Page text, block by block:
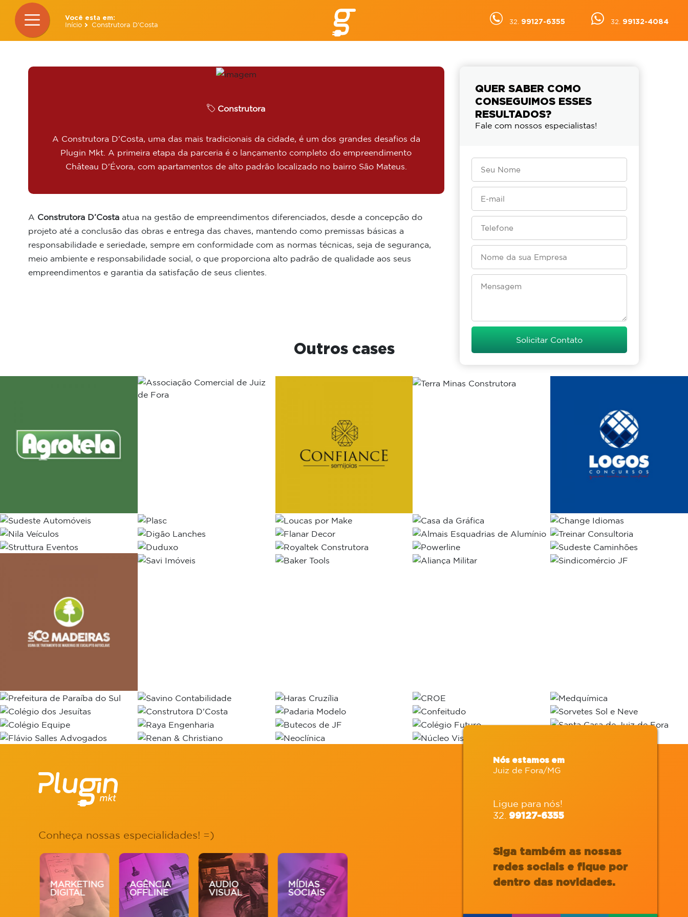
Você esta em:
Início Construtora D'Costa 32. 99127-6355 32. 99132-4084
Construtora
A Construtora D'Costa, uma das mais tradicionais da cidade, é um dos grandes desafios da
Plugin Mkt. A primeira etapa da parceria é o lançamento completo do empreendimento
Château D'Évora, com apartamentos de alto padrão localizado no bairro São Mateus.
A Construtora D’Costa atua na gestão de empreendimentos diferenciados, desde a concepção do
projeto até a conclusão das obras e entrega das chaves, mantendo como premissas básicas a
responsabilidade e seriedade, sempre em conformidade com as normas técnicas, seja de segurança,
meio ambiente e responsabilidade social, o que proporciona alto padrão de qualidade aos seus
empreendimentos e garantia da satisfação de seus clientes.
QUER SABER COMO
CONSEGUIMOS ESSES
RESULTADOS?
Fale com nossos especialistas!
Solicitar Contato
Outros cases
Conheça nossas especialidades! =)
MARKETING
DIGITAL
AGÊNCIA
OFFLINE
AUDIO
VISUAL
MÍDIAS
SOCIAIS
MARKETING
AGÊNCIA
AUDIO
Nós estamos em
Juiz de Fora/MG
Ligue para nós!
32. 99127-6355
Siga também as nossas
redes sociais e fique por
dentro das novidades.